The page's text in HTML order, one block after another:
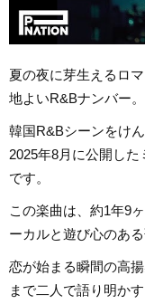
夏の夜に芽生えるロ
地よいR&Bナンバー。
韓国R&Bシーンをけ
2025年8月に公開し
です。
この楽曲は、約1年9
ーカルと遊び心のあ
恋が始まる瞬間の高
まで二人で語り明か